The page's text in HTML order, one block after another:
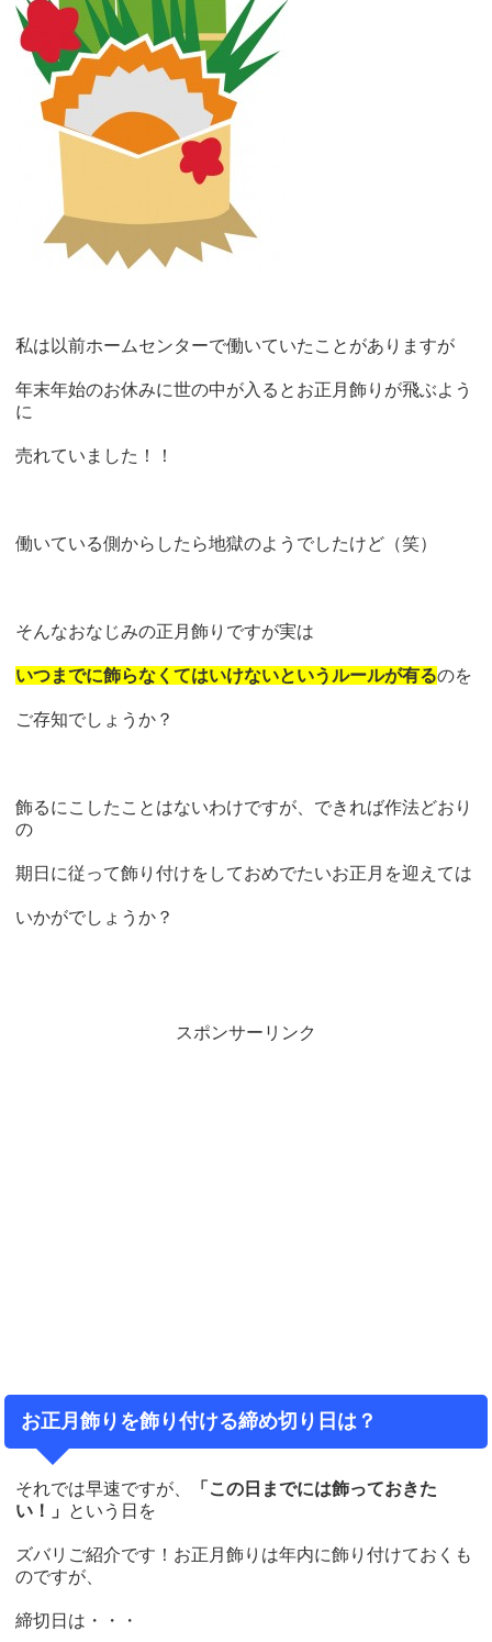
私は以前ホームセンターで働いていたことがありますが
年末年始のお休みに世の中が入るとお正月飾りが飛ぶよう
に
売れていました！！
働いている側からしたら地獄のようでしたけど（笑）
そんなおなじみの正月飾りですが実は
いつまでに飾らなくてはいけないというルールが有るのを
ご存知でしょうか？
飾るにこしたことはないわけですが、できれば作法どおり
の
期日に従って飾り付けをしておめでたいお正月を迎えては
いかがでしょうか？
スポンサーリンク
お正月飾りを飾り付ける締め切り日は？
それでは早速ですが、
「この日までには飾っておきた
い！」 という日を
ズバリご紹介です！お正月飾りは年内に飾り付けておくも
のですが、
締切日は・・・